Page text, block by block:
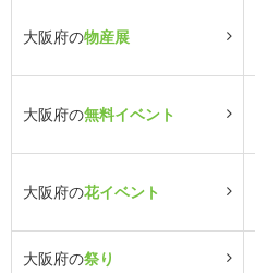
大阪府の物産展
大阪府の無料イベント
大阪府の花イベント
大阪府の祭り